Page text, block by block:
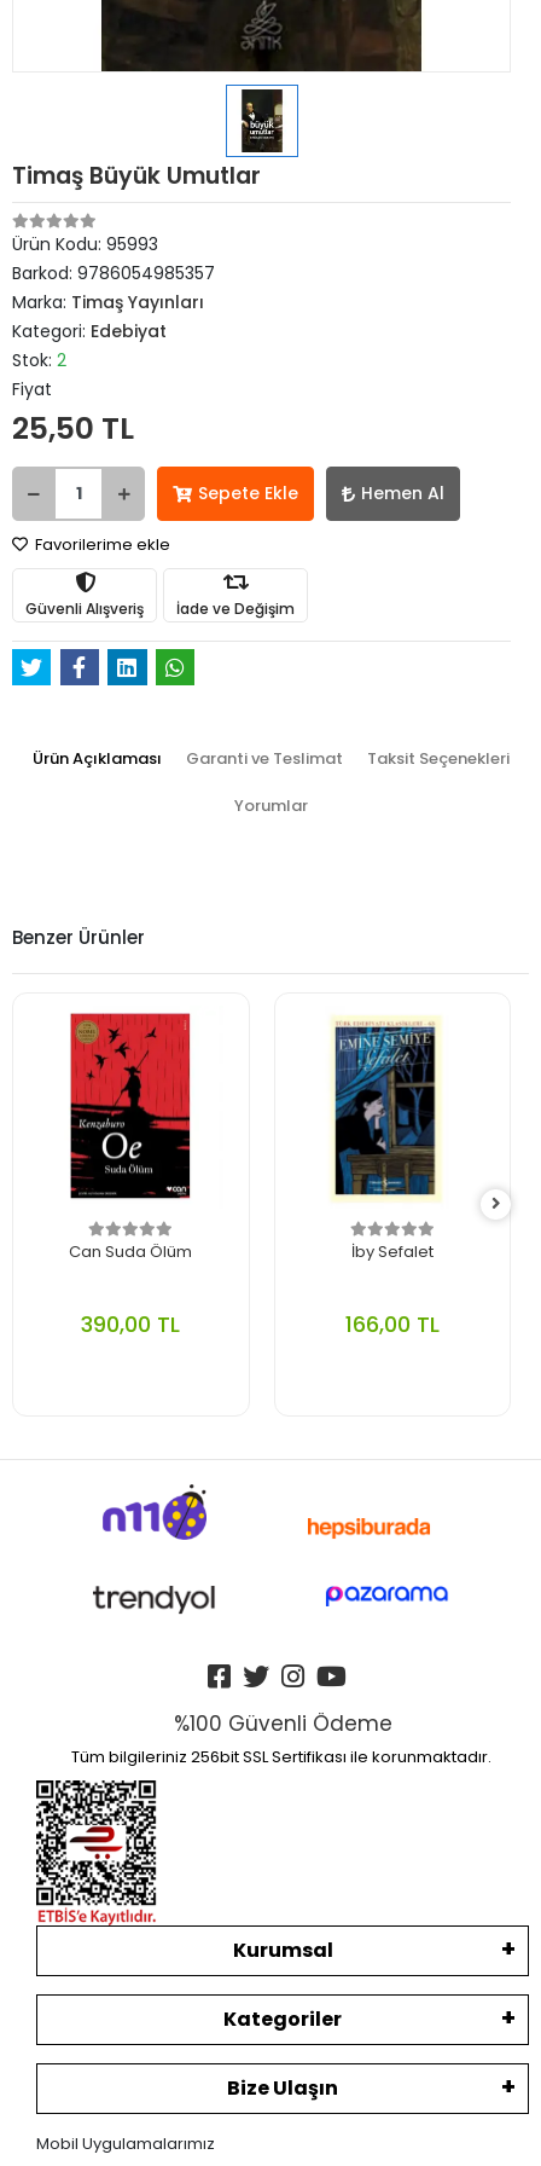
Timaş Büyük Umutlar
Ürün Kodu: 95993
Barkod: 9786054985357
Marka: Timaş Yayınları
Kategori: Edebiyat
Stok: 2
Fiyat
25,50 TL
Sepete Ekle Hemen Al
Favorilerime ekle
Güvenli Alışveriş İade ve Değişim
Ürün Açıklaması Garanti ve Teslimat Taksit Seçenekleri
Yorumlar
Benzer Ürünler
Can Suda Ölüm
390,00 TL
İby Sefalet
166,00 TL
%100 Güvenli Ödeme
Tüm bilgileriniz 256bit SSL Sertifikası ile korunmaktadır.
Kurumsal
Kategoriler
Bize Ulaşın
Mobil Uygulamalarımız